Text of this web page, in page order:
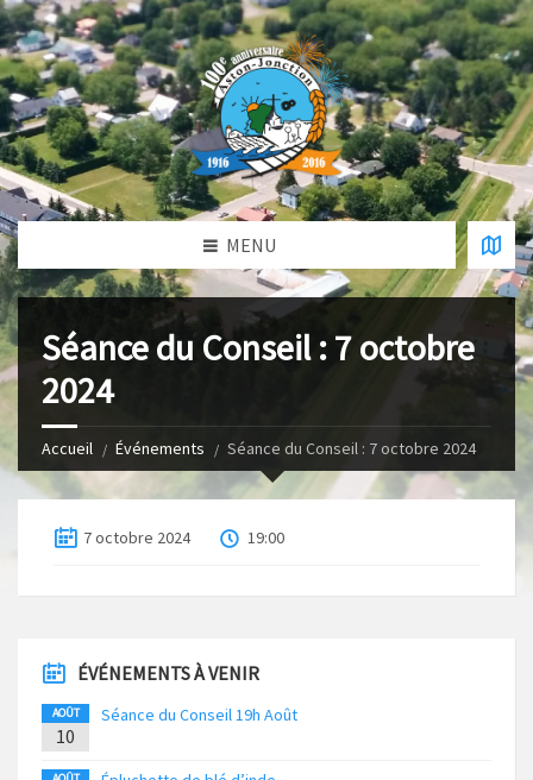
MENU
Séance du Conseil : 7 octobre
2024
Accueil Événements Séance du Conseil : 7 octobre 2024
7 octobre 2024 19:00
ÉVÉNEMENTS À VENIR
AOÛT
10
Séance du Conseil 19h Août